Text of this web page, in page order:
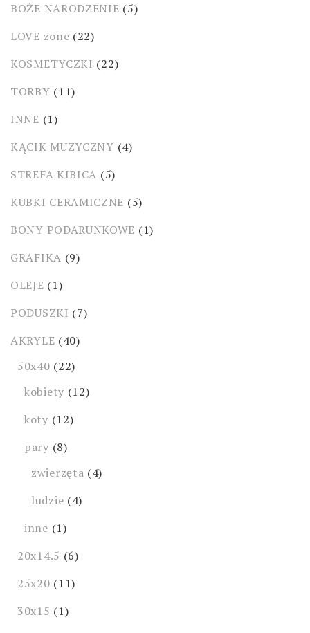
BOŻE NARODZENIE (5)
LOVE zone (22)
KOSMETYCZKI (22)
TORBY (11)
INNE (1)
KĄCIK MUZYCZNY (4)
STREFA KIBICA (5)
KUBKI CERAMICZNE (5)
BONY PODARUNKOWE (1)
GRAFIKA (9)
OLEJE (1)
PODUSZKI (7)
AKRYLE (40)
50x40 (22)
kobiety (12)
koty (12)
pary (8)
zwierzęta (4)
ludzie (4)
inne (1)
20x14.5 (6)
25x20 (11)
30x15 (1)